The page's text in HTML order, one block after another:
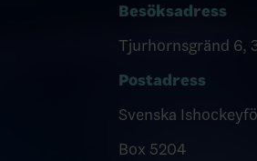
Besöksadress
Tjurhornsgränd 6,
Postadress
Svenska
Box 5204